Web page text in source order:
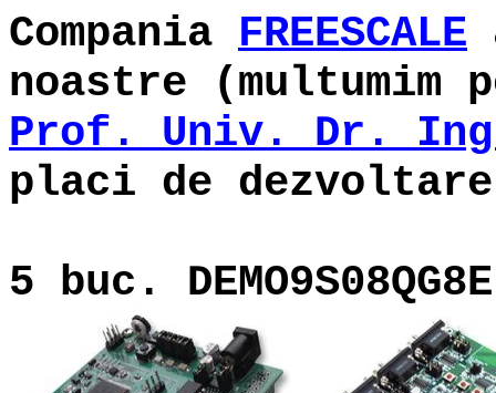
Compania FREESCALE
noastre (multumim
Prof. Univ. Dr.
placi de
5 buc.